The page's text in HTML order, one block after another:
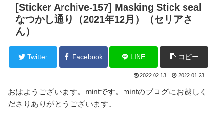
[Sticker Archive-157] Masking Stick seal
なつかし通り（2021年12月）（セリアさ
ん）
Twitter Facebook LINE コピー
2022.02.13 2022.01.23
おはようございます。mintです。mintのブログにお越しく
ださりありがとうございます。